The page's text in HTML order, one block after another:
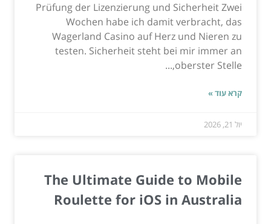
Prüfung der Lizenzierung und Sicherheit Zwei
Wochen habe ich damit verbracht, das
Wagerland Casino auf Herz und Nieren zu
testen. Sicherheit steht bei mir immer an
oberster Stelle,...
קרא עוד »
יול 21, 2026
The Ultimate Guide to Mobile
Roulette for iOS in Australia